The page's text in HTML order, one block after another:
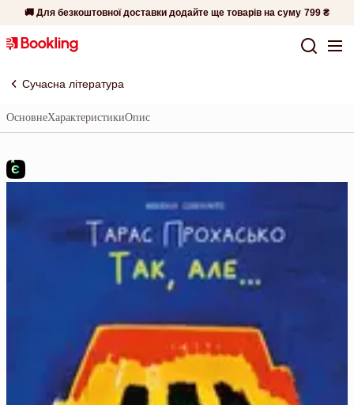
🚚 Для безкоштовної доставки додайте ще товарів на суму 799 ₴
Сучасна література
ОсновнеХарактеристикиОпис